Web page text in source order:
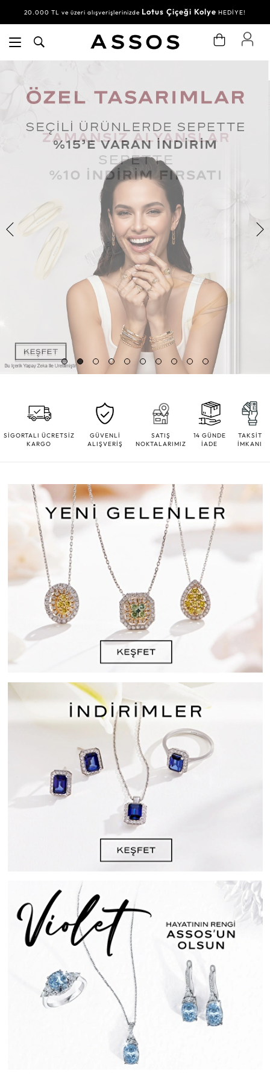
20.000 TL ve üzeri alışverişlerinizde Lotus Çiçeği Kolye HEDİYE!
SİGORTALI ÜCRETSİZ
KARGO
GÜVENLİ
ALIŞVERİŞ
SATIŞ
NOKTALARIMIZ
14 GÜNDE
İADE
TAKSİT
İMKANI